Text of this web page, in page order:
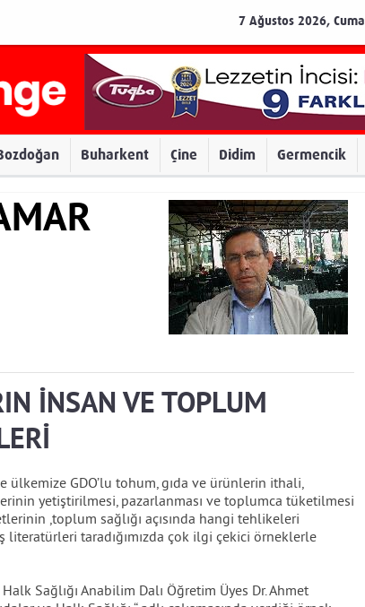
7 Ağustos 2026, Cuma
Buharkent Çine Didim Germencik
İNSAN VE TOPLUM
GDO’lu tohum, gıda ve ürünlerin ithali,
yetiştirilmesi, pazarlanması ve toplumca tüketilmesi
,toplum sağlığı açısında hangi tehlikeleri
literatürleri taradığımızda çok ilgi çekici örneklerle
Sağlığı Anabilim Dalı Öğretim Üyes Dr. Ahmet